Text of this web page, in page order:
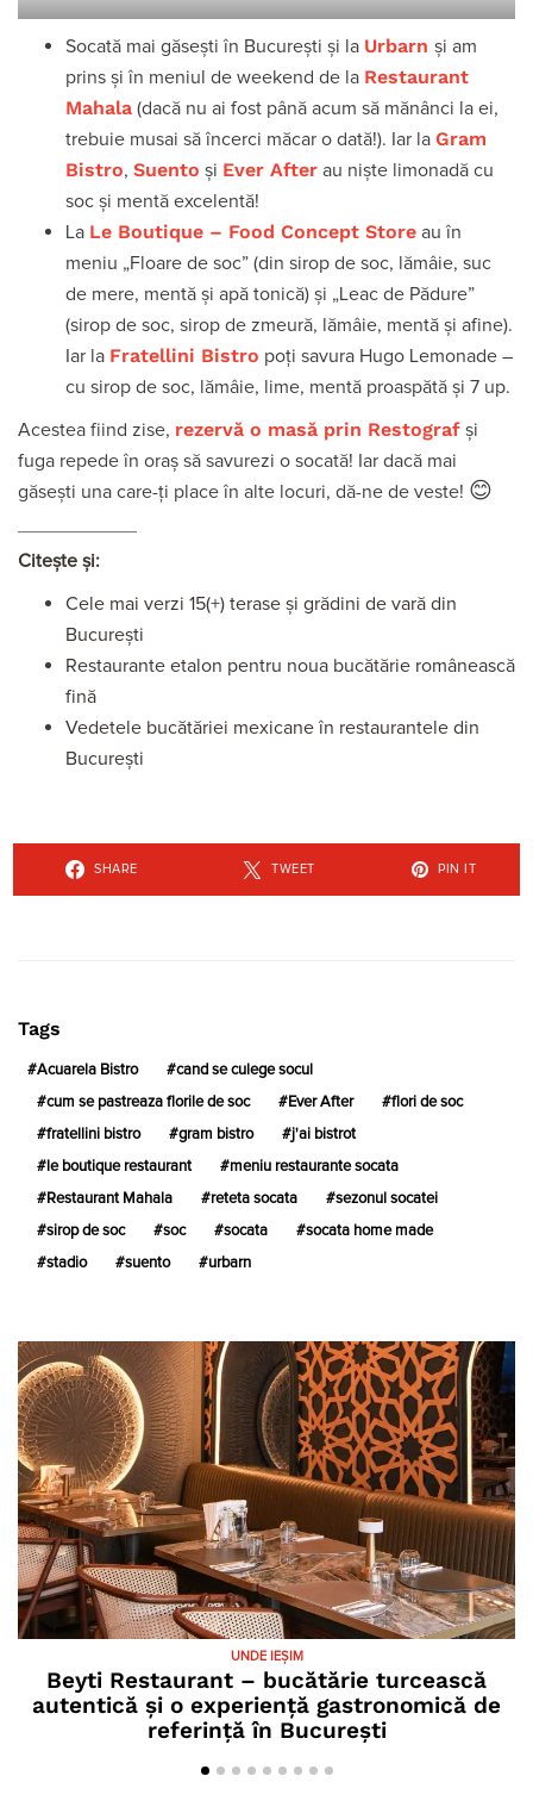
Socată mai găsești în București și la Urbarn și am
prins și în meniul de weekend de la Restaurant
Mahala (dacă nu ai fost până acum să mănânci la ei,
trebuie musai să încerci măcar o dată!). Iar la Gram
Bistro, Suento și Ever After au niște limonadă cu
soc și mentă excelentă!
La Le Boutique – Food Concept Store au în
meniu „Floare de soc” (din sirop de soc, lămâie, suc
de mere, mentă și apă tonică) și „Leac de Pădure”
(sirop de soc, sirop de zmeură, lămâie, mentă și afine).
Iar la Fratellini Bistro poți savura Hugo Lemonade –
cu sirop de soc, lămâie, lime, mentă proaspătă și 7 up.
Acestea fiind zise, rezervă o masă prin Restograf și
fuga repede în oraș să savurezi o socată! Iar dacă mai
găsești una care-ți place în alte locuri, dă-ne de veste! 😊
Citește și:
Cele mai verzi 15(+) terase și grădini de vară din
București
Restaurante etalon pentru noua bucătărie românească
fină
Vedetele bucătăriei mexicane în restaurantele din
București
SHARE TWEET PIN IT
Tags
Acuarela Bistro cand se culege socul
cum se pastreaza florile de soc Ever After flori de soc
fratellini bistro gram bistro j'ai bistrot
le boutique restaurant meniu restaurante socata
Restaurant Mahala reteta socata sezonul socatei
sirop de soc soc socata socata home made
stadio suento urbarn
UNDE IEȘIM
Beyti Restaurant – bucătărie turcească
autentică și o experiență gastronomică de
referință în București